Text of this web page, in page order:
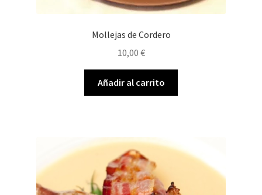
Mollejas de Cordero
10,00 €
Añadir al carrito